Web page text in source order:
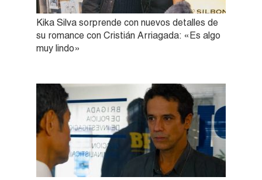
Kika Silva sorprende con nuevos detalles de
su romance con Cristián Arriagada: «Es algo
muy lindo»